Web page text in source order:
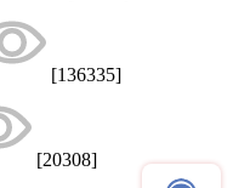
[136335]
[20308]